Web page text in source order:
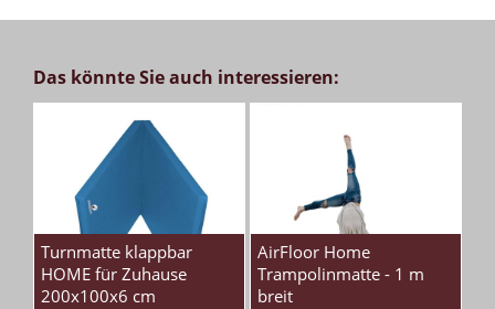
Das könnte Sie auch interessieren:
Turnmatte klappbar
HOME für Zuhause
200x100x6 cm
AirFloor Home
Trampolinmatte - 1 m
breit